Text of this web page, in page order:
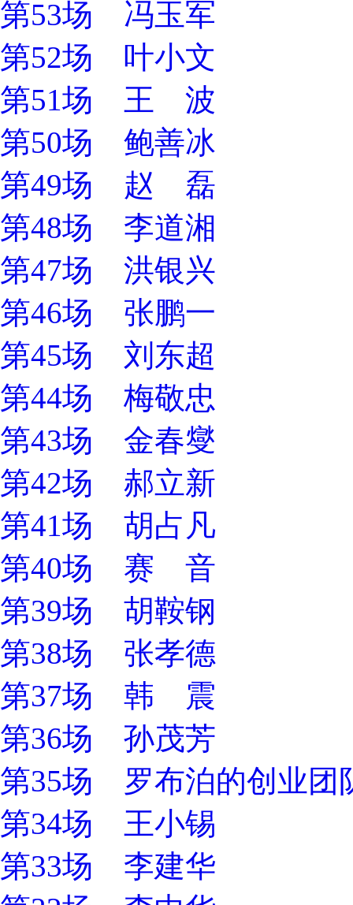
第53场 冯玉军
第52场 叶小文
第51场 王 波
第50场 鲍善冰
第49场 赵 磊
第48场 李道湘
第47场 洪银兴
第46场 张鹏一
第45场 刘东超
第44场 梅敬忠
第43场 金春燮
第42场 郝立新
第41场 胡占凡
第40场 赛 音
第39场 胡鞍钢
第38场 张孝德
第37场 韩 震
第36场 孙茂芳
第35场 罗布泊的创业团
第34场 王小锡
第33场 李建华